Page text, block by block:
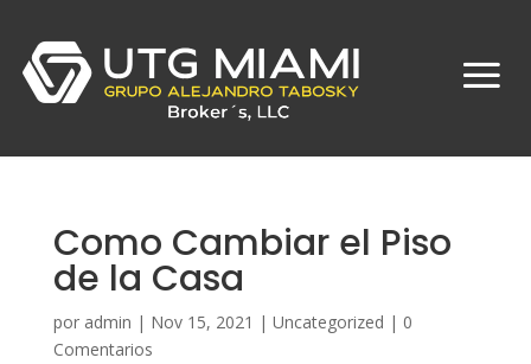
Como Cambiar el Piso
de la Casa
por admin | Nov 15, 2021 | Uncategorized | 0
Comentarios